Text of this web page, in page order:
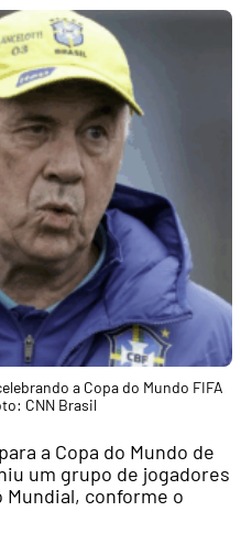
a Copa do Mundo FIFA
CNN Brasil
a Copa do Mundo de
um grupo de jogadores
conforme o